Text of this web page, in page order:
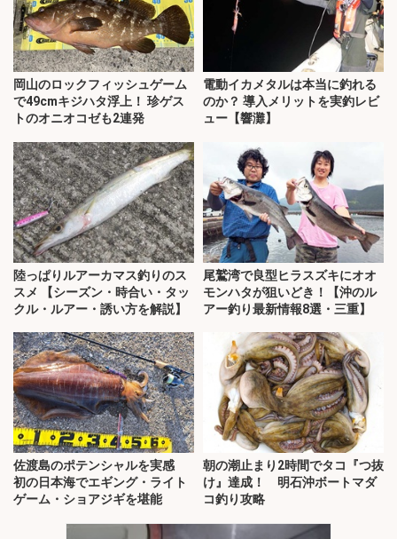
岡山のロックフィッシュゲーム
で49cmキジハタ浮上！ 珍ゲス
トのオニオコゼも2連発
電動イカメタルは本当に釣れる
のか？ 導入メリットを実釣レビ
ュー【響灘】
陸っぱりルアーカマス釣りのス
スメ 【シーズン・時合い・タッ
クル・ルアー・誘い方を解説】
尾鷲湾で良型ヒラスズキにオオ
モンハタが狙いどき！【沖のル
アー釣り最新情報8選・三重】
佐渡島のポテンシャルを実感
初の日本海でエギング・ライト
ゲーム・ショアジギを堪能
朝の潮止まり2時間でタコ『つ抜
け』達成！ 明石沖ボートマダ
コ釣り攻略